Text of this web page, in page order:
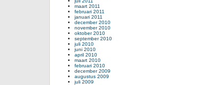
maart 2011
februari 2011
januari 2011
december 2010
november 2010
oktober 2010
september 2010
juli 2010
juni 2010
april 2010
maart 2010
februari 2010
december 2009
augustus 2009
juli 2009